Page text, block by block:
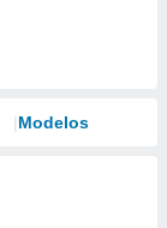
Modelos